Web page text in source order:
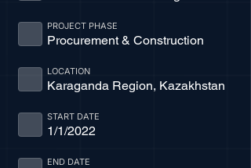
Procurement & Construction
PROJECT PHASE
Karaganda Region, Kazakhstan
LOCATION
1/1/2022
START DATE
END DATE